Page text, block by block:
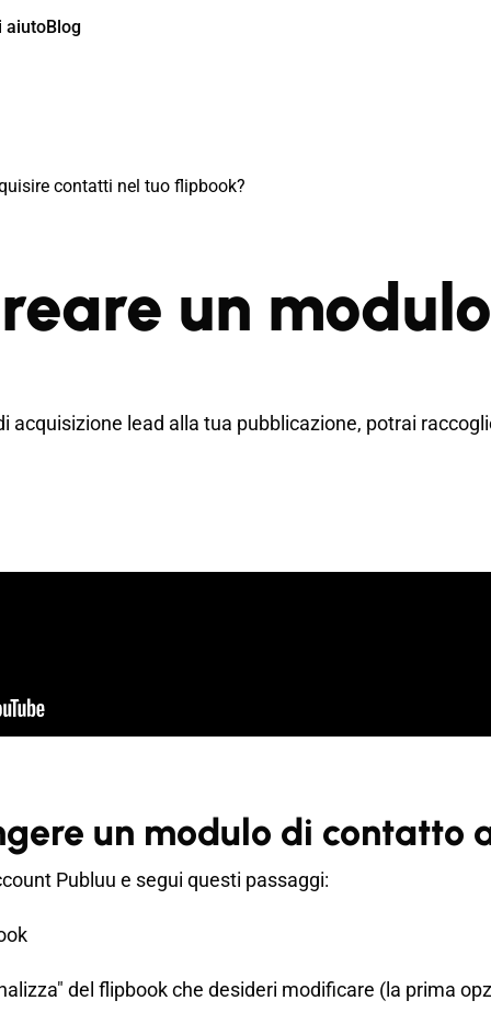
aiutoBlog
contatti nel tuo flipbook?
un
acquisizione lead alla tua pubblicazione, potrai
un modulo di contatto
Publuu e segui questi passaggi:
del flipbook che desideri modificare (la prima